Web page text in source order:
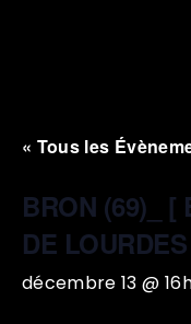
« Tous les
BRON (69)_ [
DE
décembre 13 @